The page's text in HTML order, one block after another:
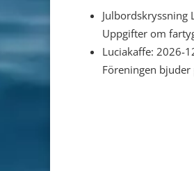
Uppgifter om
Luciakaffe: 2026-
Föreningen